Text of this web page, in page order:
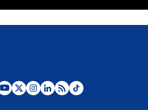
Desde dermatitis hasta infecciones: